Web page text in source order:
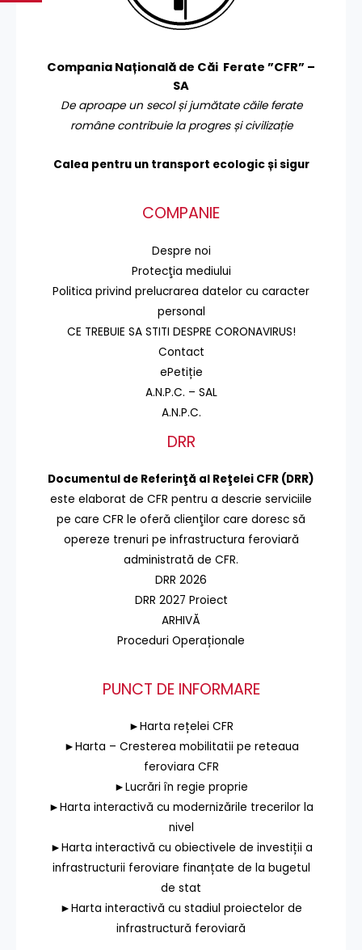
Compania Națională de Căi Ferate ”CFR” –
SA
De aproape un secol și jumătate căile ferate
române contribuie la progres și civilizație
Calea pentru un transport ecologic și sigur
COMPANIE
Despre noi
Protecţia mediului
Politica privind prelucrarea datelor cu caracter
personal
CE TREBUIE SA STITI DESPRE CORONAVIRUS!
Contact
ePetiție
A.N.P.C. – SAL
A.N.P.C.
DRR
Documentul de Referinţă al Reţelei CFR (DRR)
este elaborat de CFR pentru a descrie serviciile
pe care CFR le oferă clienţilor care doresc să
opereze trenuri pe infrastructura feroviară
administrată de CFR.
DRR 2026
DRR 2027 Proiect
ARHIVĂ
Proceduri Operaționale
PUNCT DE INFORMARE
►Harta rețelei CFR
►Harta – Cresterea mobilitatii pe reteaua
feroviara CFR
►Lucrări în regie proprie
►Harta interactivă cu modernizările trecerilor la
nivel
►Harta interactivă cu obiectivele de investiții a
infrastructurii feroviare finanțate de la bugetul
de stat
►Harta interactivă cu stadiul proiectelor de
infrastructură feroviară